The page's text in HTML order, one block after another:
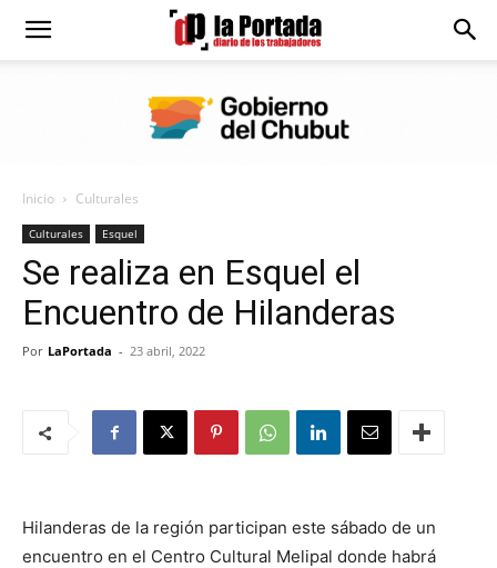
Diario
Portada
Inicio Culturales
Culturales Esquel
Se realiza en Esquel el
Encuentro de Hilanderas
Por LaPortada - 23 abril, 2022
Hilanderas de la región participan este sábado de un
encuentro en el Centro Cultural Melipal donde habrá